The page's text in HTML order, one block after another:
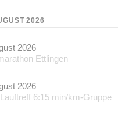
2026
2026
Ettlingen
2026
6:15 min/km-Gruppe